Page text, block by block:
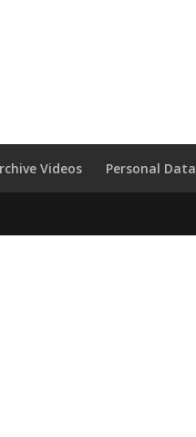
Videos Personal Data